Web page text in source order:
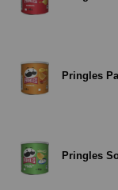
Pringles
Pringles